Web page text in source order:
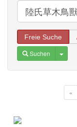
Freie Suche
Suchen
«